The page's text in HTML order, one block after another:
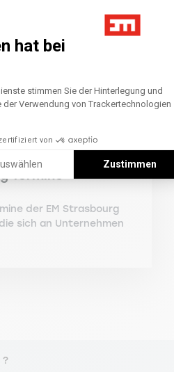
hat bei
stimmen Sie der Hinterlegung und
Verwendung von Trackertechnologien
von
Zustimmen
Termine
der EM Strasbourg
sich an Unternehmen
?